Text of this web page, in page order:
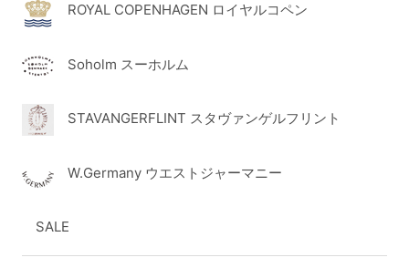
ROYAL COPENHAGEN ロイヤルコペン
Soholm スーホルム
STAVANGERFLINT スタヴァンゲルフリント
W.Germany ウエストジャーマニー
SALE